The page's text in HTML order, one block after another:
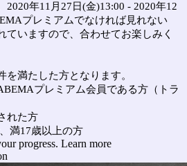
2020年11月27日(金)13:00 - 2020年12
プレミアムでなければ見れない
ていますので、合わせてお楽しみく
満たした方となります。
プレミアム会員である方（トラ
れた方
満17歳以上の方
progress. Learn more